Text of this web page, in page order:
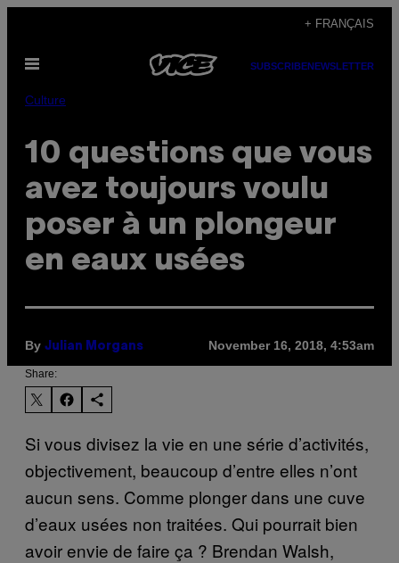
content
+ FRANÇAIS
Open
SUBSCRIBENEWSLETTER
Culture
10 questions que vous
avez toujours voulu
poser à un plongeur
en eaux usées
By Julian Morgans November 16, 2018, 4:53am
Share:
Si vous divisez la vie en une série d’activités,
objectivement, beaucoup d’entre elles n’ont
aucun sens. Comme plonger dans une cuve
d’eaux usées non traitées. Qui pourrait bien
avoir envie de faire ça ? Brendan Walsh,